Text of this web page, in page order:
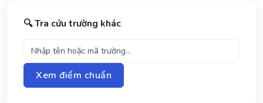
🔍 Tra cứu trường khác
Xem điểm chuẩn